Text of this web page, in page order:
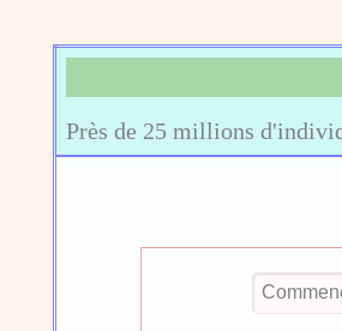
Près de 25 millions